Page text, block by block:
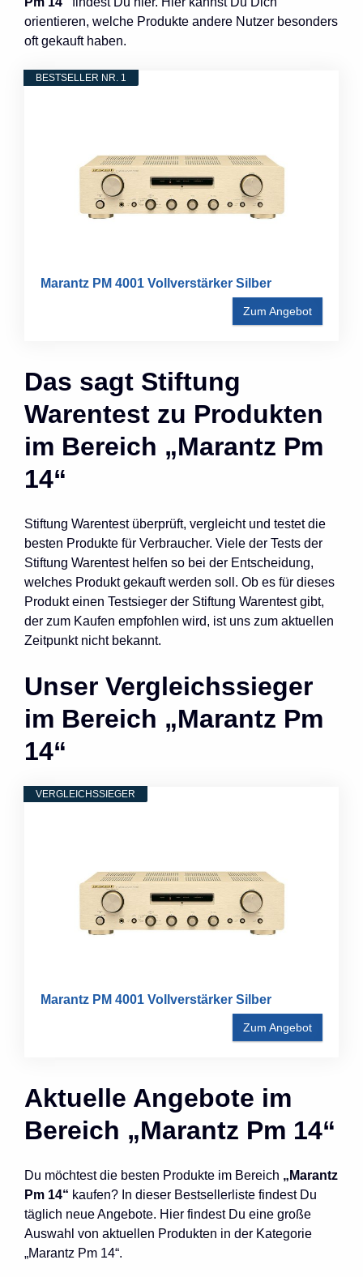
orientieren, welche Produkte andere Nutzer besonders
oft gekauft haben.
BESTSELLER NR. 1
Marantz PM 4001 Vollverstärker Silber
Zum Angebot
Das sagt Stiftung
Warentest zu Produkten
im Bereich „Marantz Pm
14“
Stiftung Warentest überprüft, vergleicht und testet die
besten Produkte für Verbraucher. Viele der Tests der
Stiftung Warentest helfen so bei der Entscheidung,
welches Produkt gekauft werden soll. Ob es für dieses
Produkt einen Testsieger der Stiftung Warentest gibt,
der zum Kaufen empfohlen wird, ist uns zum aktuellen
Zeitpunkt nicht bekannt.
Unser Vergleichssieger
im Bereich „Marantz Pm
14“
VERGLEICHSSIEGER
Marantz PM 4001 Vollverstärker Silber
Zum Angebot
Aktuelle Angebote im
Bereich „Marantz Pm 14“
Du möchtest die besten Produkte im Bereich „Marantz
Pm 14“ kaufen? In dieser Bestsellerliste findest Du
täglich neue Angebote. Hier findest Du eine große
Auswahl von aktuellen Produkten in der Kategorie
„Marantz Pm 14“.